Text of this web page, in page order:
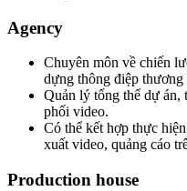
Agency
Chuyên môn về chiến
dựng thông điệp thương
Quản lý tổng thể dự án,
phối video.
Có thể kết hợp thực
xuất video, quảng cáo
Production house